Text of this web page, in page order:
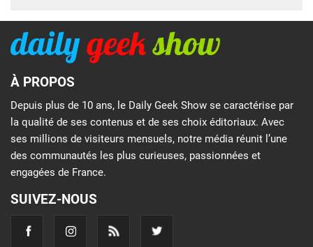
À PROPOS
Depuis plus de 10 ans, le Daily Geek Show se caractérise par
la qualité de ses contenus et de ses choix éditoriaux. Avec
ses millions de visiteurs mensuels, notre média réunit l’une
des communautés les plus curieuses, passionnées et
engagées de France.
SUIVEZ-NOUS